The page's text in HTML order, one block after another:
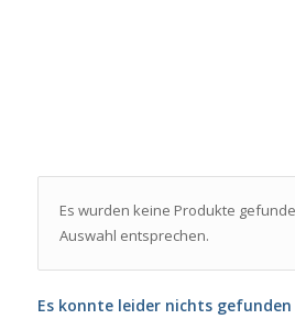
Es wurden keine Produkte
Auswahl entsprechen.
Es konnte leider nichts gefunden